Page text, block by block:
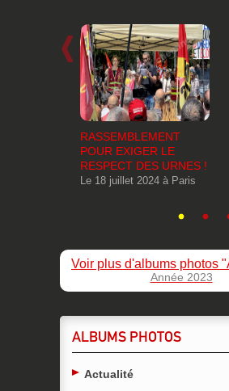
RASSEMBLEMENT
POUR EXIGER LE
RESPECT DES URNES !
Le 18 juillet 2024 à Paris
Voir plus d'albums photos
Année 2023
ALBUMS PHOTOS
Actualité